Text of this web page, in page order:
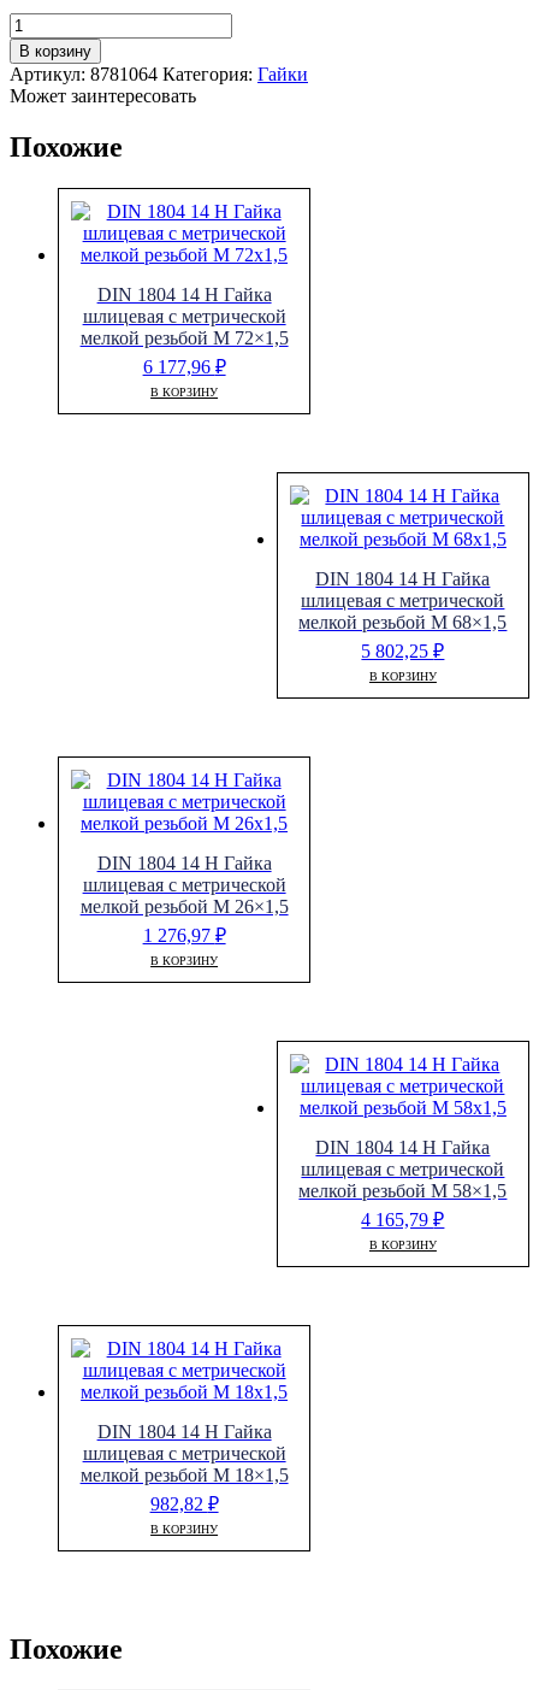
Количество
товара
Гайка
шестигранная
DIN
оцинкованная
В корзину
Артикул: 8781064 Категория: Гайки
Может заинтересовать
Похожие
DIN 1804 14 H Гайка
шлицевая с метрической
мелкой резьбой M 72×1,5
6 177,96 ₽
В КОРЗИНУ
DIN 1804 14 H Гайка
шлицевая с метрической
мелкой резьбой M 68×1,5
5 802,25₽
В КОРЗИНУ
DIN 1804 14 H Гайка
шлицевая с метрической
мелкой резьбой M 26×1,5
1 276,97 ₽
В КОРЗИНУ
DIN 1804 14 H Гайка
шлицевая с метрической
мелкой резьбой M 58×1,5
4 165,79₽
В КОРЗИНУ
DIN 1804 14 H Гайка
шлицевая с метрической
мелкой резьбой M 18×1,5
982,82 ₽
В КОРЗИНУ
Похожие